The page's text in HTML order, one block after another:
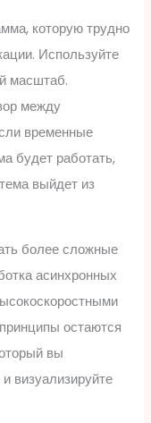
которую трудно
Используйте
масштаб.
между
временные
будет работать,
выйдет из
более сложные
асинхронных
остаются
вы
визуализируйте